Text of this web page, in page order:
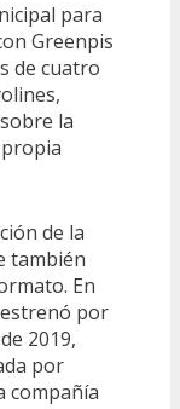
para
Greenpis
de cuatro
la
de la
también
En
estrenó por
2019,
por
compañía